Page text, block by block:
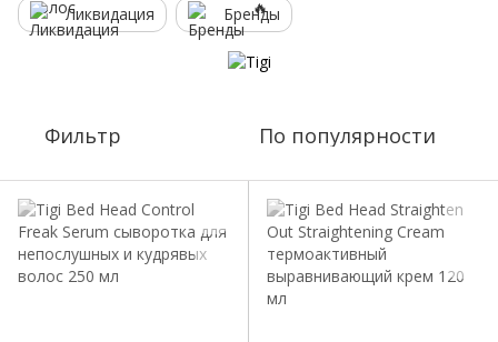
Ликвидация Бренды
Фильтр По популярности